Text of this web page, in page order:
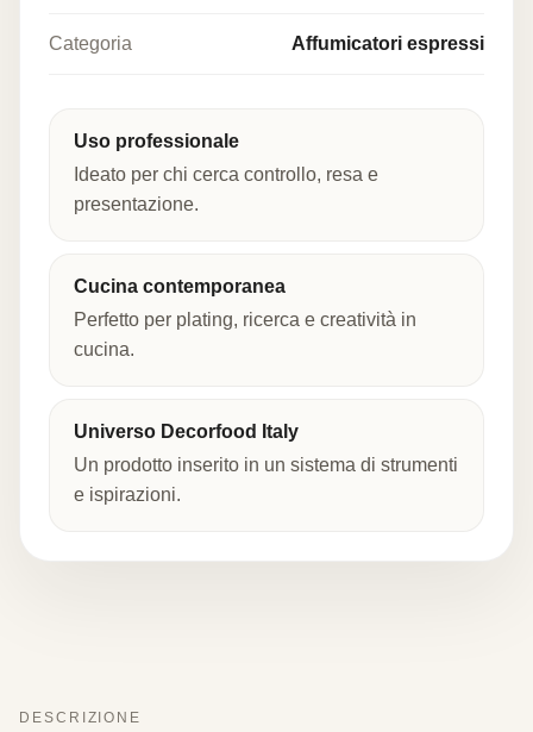
Categoria Affumicatori espressi
Uso professionale
Ideato per chi cerca controllo, resa e
presentazione.
Cucina contemporanea
Perfetto per plating, ricerca e creatività in
cucina.
Universo Decorfood Italy
Un prodotto inserito in un sistema di strumenti
e ispirazioni.
DESCRIZIONE